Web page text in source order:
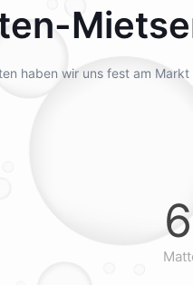
haben wir uns fest am